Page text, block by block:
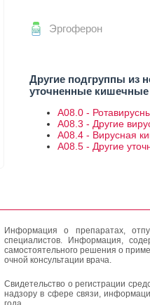
Эргоферон
Другие подгруппы из
уточненные
A08.0 -
A08.3 - Другие
A08.4 - Вирусная
A08.5 - Другие
Информация о препаратах,
специалистов. Информация,
самостоятельного решения о
очной консультации врача.
Свидетельство о регистрации
надзору в сфере связи,